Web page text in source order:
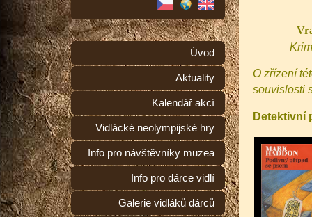
Úvod
Aktuality
Kalendář akcí
Vidlácké neolympijské hry
Info pro návštěvníky muzea
Info pro dárce vidlí
Galerie vidláků dárců
O zřízení
souvislosti
Detektivní